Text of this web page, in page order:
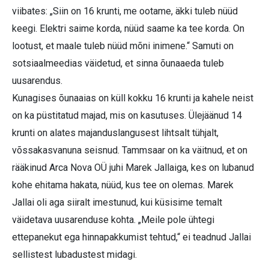
viibates: „Siin on 16 krunti, me ootame, äkki tuleb nüüd
keegi. Elektri saime korda, nüüd saame ka tee korda. On
lootust, et maale tuleb nüüd mõni inimene.“ Samuti on
sotsiaalmeedias väidetud, et sinna õunaaeda tuleb
uusarendus.
Kunagises õunaaias on küll kokku 16 krunti ja kahele neist
on ka püstitatud majad, mis on kasutuses. Ülejäänud 14
krunti on alates majanduslangusest lihtsalt tühjalt,
võssakasvanuna seisnud. Tammsaar on ka väitnud, et on
rääkinud Arca Nova OÜ juhi Marek Jallaiga, kes on lubanud
kohe ehitama hakata, nüüd, kus tee on olemas. Marek
Jallai oli aga siiralt imestunud, kui küsisime temalt
väidetava uusarenduse kohta. „Meile pole ühtegi
ettepanekut ega hinnapakkumist tehtud,“ ei teadnud Jallai
sellistest lubadustest midagi.